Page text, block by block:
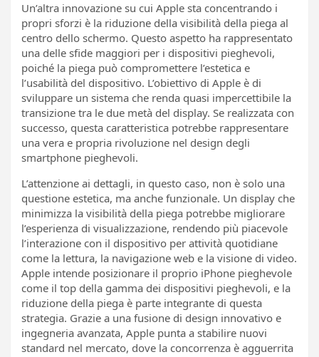
Un’altra innovazione su cui Apple sta concentrando i
propri sforzi è la riduzione della visibilità della piega al
centro dello schermo. Questo aspetto ha rappresentato
una delle sfide maggiori per i dispositivi pieghevoli,
poiché la piega può compromettere l’estetica e
l’usabilità del dispositivo. L’obiettivo di Apple è di
sviluppare un sistema che renda quasi impercettibile la
transizione tra le due metà del display. Se realizzata con
successo, questa caratteristica potrebbe rappresentare
una vera e propria rivoluzione nel design degli
smartphone pieghevoli.
L’attenzione ai dettagli, in questo caso, non è solo una
questione estetica, ma anche funzionale. Un display che
minimizza la visibilità della piega potrebbe migliorare
l’esperienza di visualizzazione, rendendo più piacevole
l’interazione con il dispositivo per attività quotidiane
come la lettura, la navigazione web e la visione di video.
Apple intende posizionare il proprio iPhone pieghevole
come il top della gamma dei dispositivi pieghevoli, e la
riduzione della piega è parte integrante di questa
strategia. Grazie a una fusione di design innovativo e
ingegneria avanzata, Apple punta a stabilire nuovi
standard nel mercato, dove la concorrenza è agguerrita